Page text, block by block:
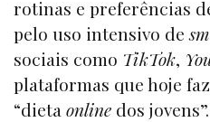
rotinas e preferências
pelo uso intensivo de
sociais como TikTok,
plataformas que hoje
“dieta online dos jovens”.